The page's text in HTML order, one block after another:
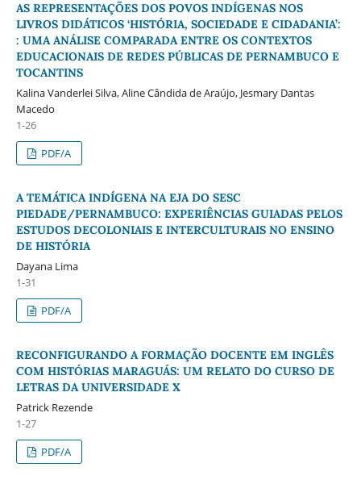
AS REPRESENTAÇÕES DOS POVOS INDÍGENAS NOS
LIVROS DIDÁTICOS ‘HISTÓRIA, SOCIEDADE E CIDADANIA’:
: UMA ANÁLISE COMPARADA ENTRE OS CONTEXTOS
EDUCACIONAIS DE REDES PÚBLICAS DE PERNAMBUCO E
TOCANTINS
Kalina Vanderlei Silva, Aline Cândida de Araújo, Jesmary Dantas
Macedo
1-26
PDF/A
A TEMÁTICA INDÍGENA NA EJA DO SESC
PIEDADE/PERNAMBUCO: EXPERIÊNCIAS GUIADAS PELOS
ESTUDOS DECOLONIAIS E INTERCULTURAIS NO ENSINO
DE HISTÓRIA
Dayana Lima
1-31
PDF/A
RECONFIGURANDO A FORMAÇÃO DOCENTE EM INGLÊS
COM HISTÓRIAS MARAGUÁS: UM RELATO DO CURSO DE
LETRAS DA UNIVERSIDADE X
Patrick Rezende
1-27
PDF/A